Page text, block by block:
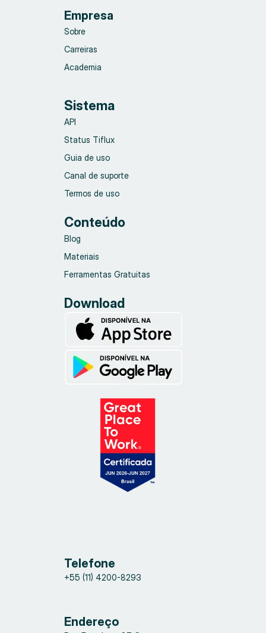
Empresa
Sobre
Carreiras
Academia
Sistema
API
Status Tiflux
Guia de uso
Canal de suporte
Termos de uso
Conteúdo
Blog
Materiais
Ferramentas Gratuitas
Download
Telefone
+55 (11) 4200-8293
Endereço